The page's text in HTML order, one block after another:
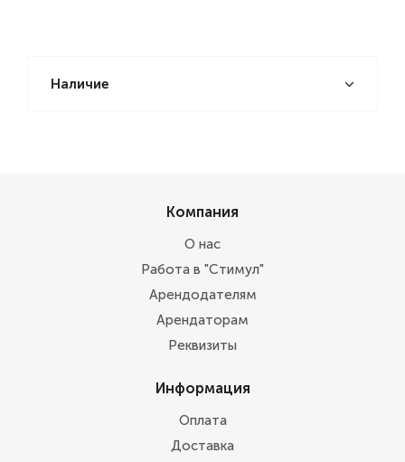
Наличие
Компания
О нас
Работа в "Стимул"
Арендодателям
Арендаторам
Реквизиты
Информация
Оплата
Доставка